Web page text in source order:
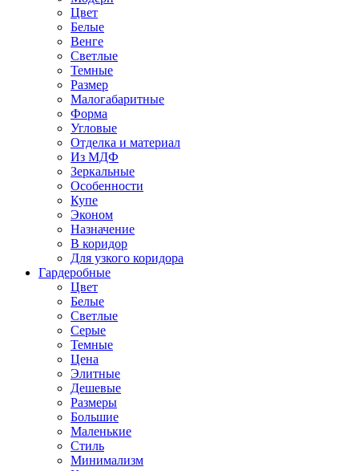
Цвет
Белые
Венге
Светлые
Темные
Размер
Малогабаритные
Форма
Угловые
Отделка и материал
Из МДФ
Зеркальные
Особенности
Купе
Эконом
Назначение
В коридор
Для узкого коридора
Гардеробные
Цвет
Белые
Светлые
Серые
Темные
Цена
Элитные
Дешевые
Размеры
Большие
Маленькие
Стиль
Минимализм